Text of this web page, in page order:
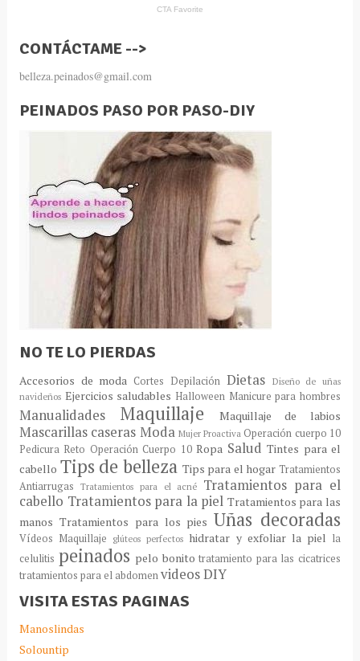
CONTÁCTAME -->
belleza.peinados@gmail.com
PEINADOS PASO POR PASO-DIY
NO TE LO PIERDAS
Accesorios de moda Cortes Depilación Dietas
Diseño de uñas
navideños Ejercicios saludables Halloween Manicure para hombres
Manualidades Maquillaje Maquillaje de labios
Mascarillas caseras Moda Mujer Proactiva Operación cuerpo 10
Pedicura Reto Operación Cuerpo 10 Ropa Salud Tintes para el
cabello Tips de belleza Tips para el hogar Tratamientos
Antiarrugas Tratamientos para el acné Tratamientos para el
cabello Tratamientos para la piel Tratamientos para las
manos Tratamientos para los pies Uñas decoradas
Vídeos Maquillaje glúteos perfectos hidratar y exfoliar la piel la
celulitis peinados pelo bonito tratamiento para las cicatrices
tratamientos para el abdomenvideos DIY
VISITA ESTAS PAGINAS
Manoslindas
Solountip